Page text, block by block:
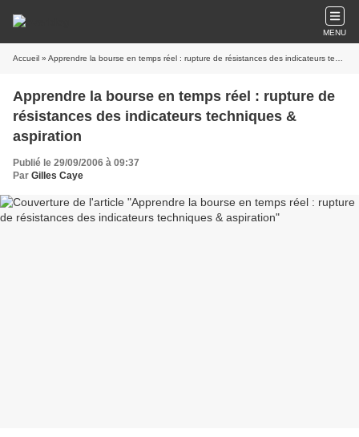
MENU
Accueil » Apprendre la bourse en temps réel : rupture de résistances des indicateurs techniques & aspiration
Apprendre la bourse en temps réel : rupture de
résistances des indicateurs techniques &
aspiration
Publié le 29/09/2006 à 09:37
Par Gilles Caye